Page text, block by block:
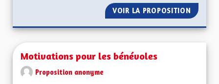
VOIR LA PROPOSITION
Motivations pour les bénévoles
Proposition anonyme